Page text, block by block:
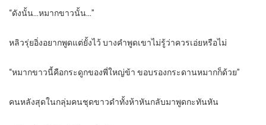
“ดังนั้น…หมากขาวนั้น…”
หลิวรุ่ยอิ่งอยากพูดแต่ยั้งไว้ บางคำพูดเขาไม่รู้ว่าควรเอ่ยหรือไม่
“หมากขาวนี้คือกระดูกของพี่ใหญ่ข้า ขอบรองกระดานหมากก็ด้วย”
คนหลังสุดในกลุ่มคนชุดขาวดำทั้งห้าหันกลับมาพูดกะทันหัน